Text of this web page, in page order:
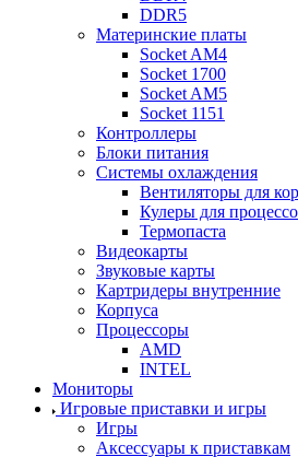
DDR5
Материнские платы
Socket AM4
Socket 1700
Socket AM5
Socket 1151
Контроллеры
Блоки питания
Системы охлаждения
Вентиляторы для
Кулеры для
Термопаста
Видеокарты
Звуковые карты
Картридеры внутренние
Корпуса
Процессоры
AMD
INTEL
Мониторы
Игровые приставки и игры
Игры
Аксессуары к приставкам